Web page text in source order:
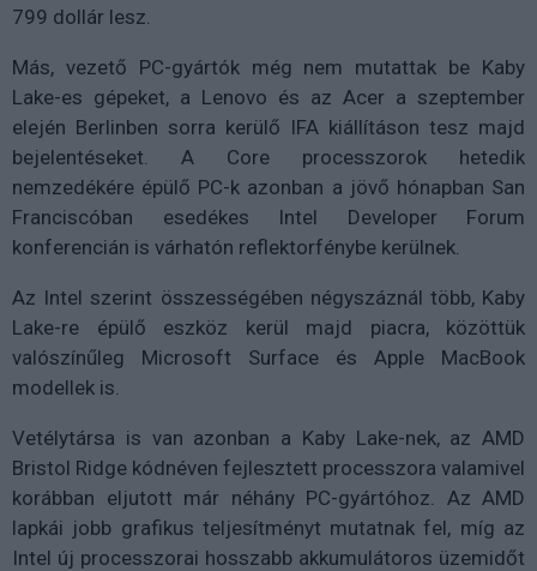
799 dollár lesz.
Más, vezető PC-gyártók még nem mutattak be Kaby
Lake-es gépeket, a Lenovo és az Acer a szeptember
elején Berlinben sorra kerülő IFA kiállításon tesz majd
bejelentéseket. A Core processzorok hetedik
nemzedékére épülő PC-k azonban a jövő hónapban San
Franciscóban esedékes Intel Developer Forum
konferencián is várhatón reflektorfénybe kerülnek.
Az Intel szerint összességében négyszáznál több, Kaby
Lake-re épülő eszköz kerül majd piacra, közöttük
valószínűleg Microsoft Surface és Apple MacBook
modellek is.
Vetélytársa is van azonban a Kaby Lake-nek, az AMD
Bristol Ridge kódnéven fejlesztett processzora valamivel
korábban eljutott már néhány PC-gyártóhoz. Az AMD
lapkái jobb grafikus teljesítményt mutatnak fel, míg az
Intel új processzorai hosszabb akkumulátoros üzemidőt